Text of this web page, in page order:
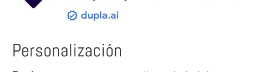
Personalización